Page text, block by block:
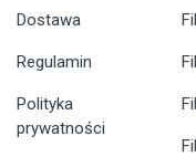
Dostawa
Regulamin
Polityka
prywatności